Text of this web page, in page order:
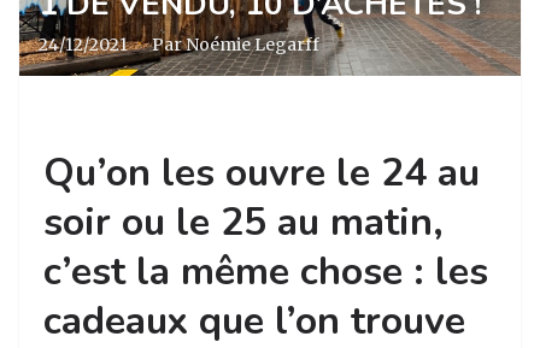
24/12/2021 · Par Noémie Legarff
Qu’on les ouvre le 24 au
soir ou le 25 au matin,
c’est la même chose : les
cadeaux que l’on trouve